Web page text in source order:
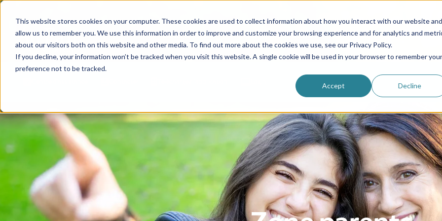
This website stores cookies on your computer. These cookies are used to collect information about how you interact with our website and
allow us to remember you. We use this information in order to improve and customize your browsing experience and for analytics and
about our visitors both on this website and other media. To find out more about the cookies we use, see our Privacy Policy.
If you decline, your information won’t be tracked when you visit this website. A single cookie will be used in your browser to remember your
preference not to be tracked.
Accept Decline
Devenez au pair Pourquoi nous choisir ? Programmes